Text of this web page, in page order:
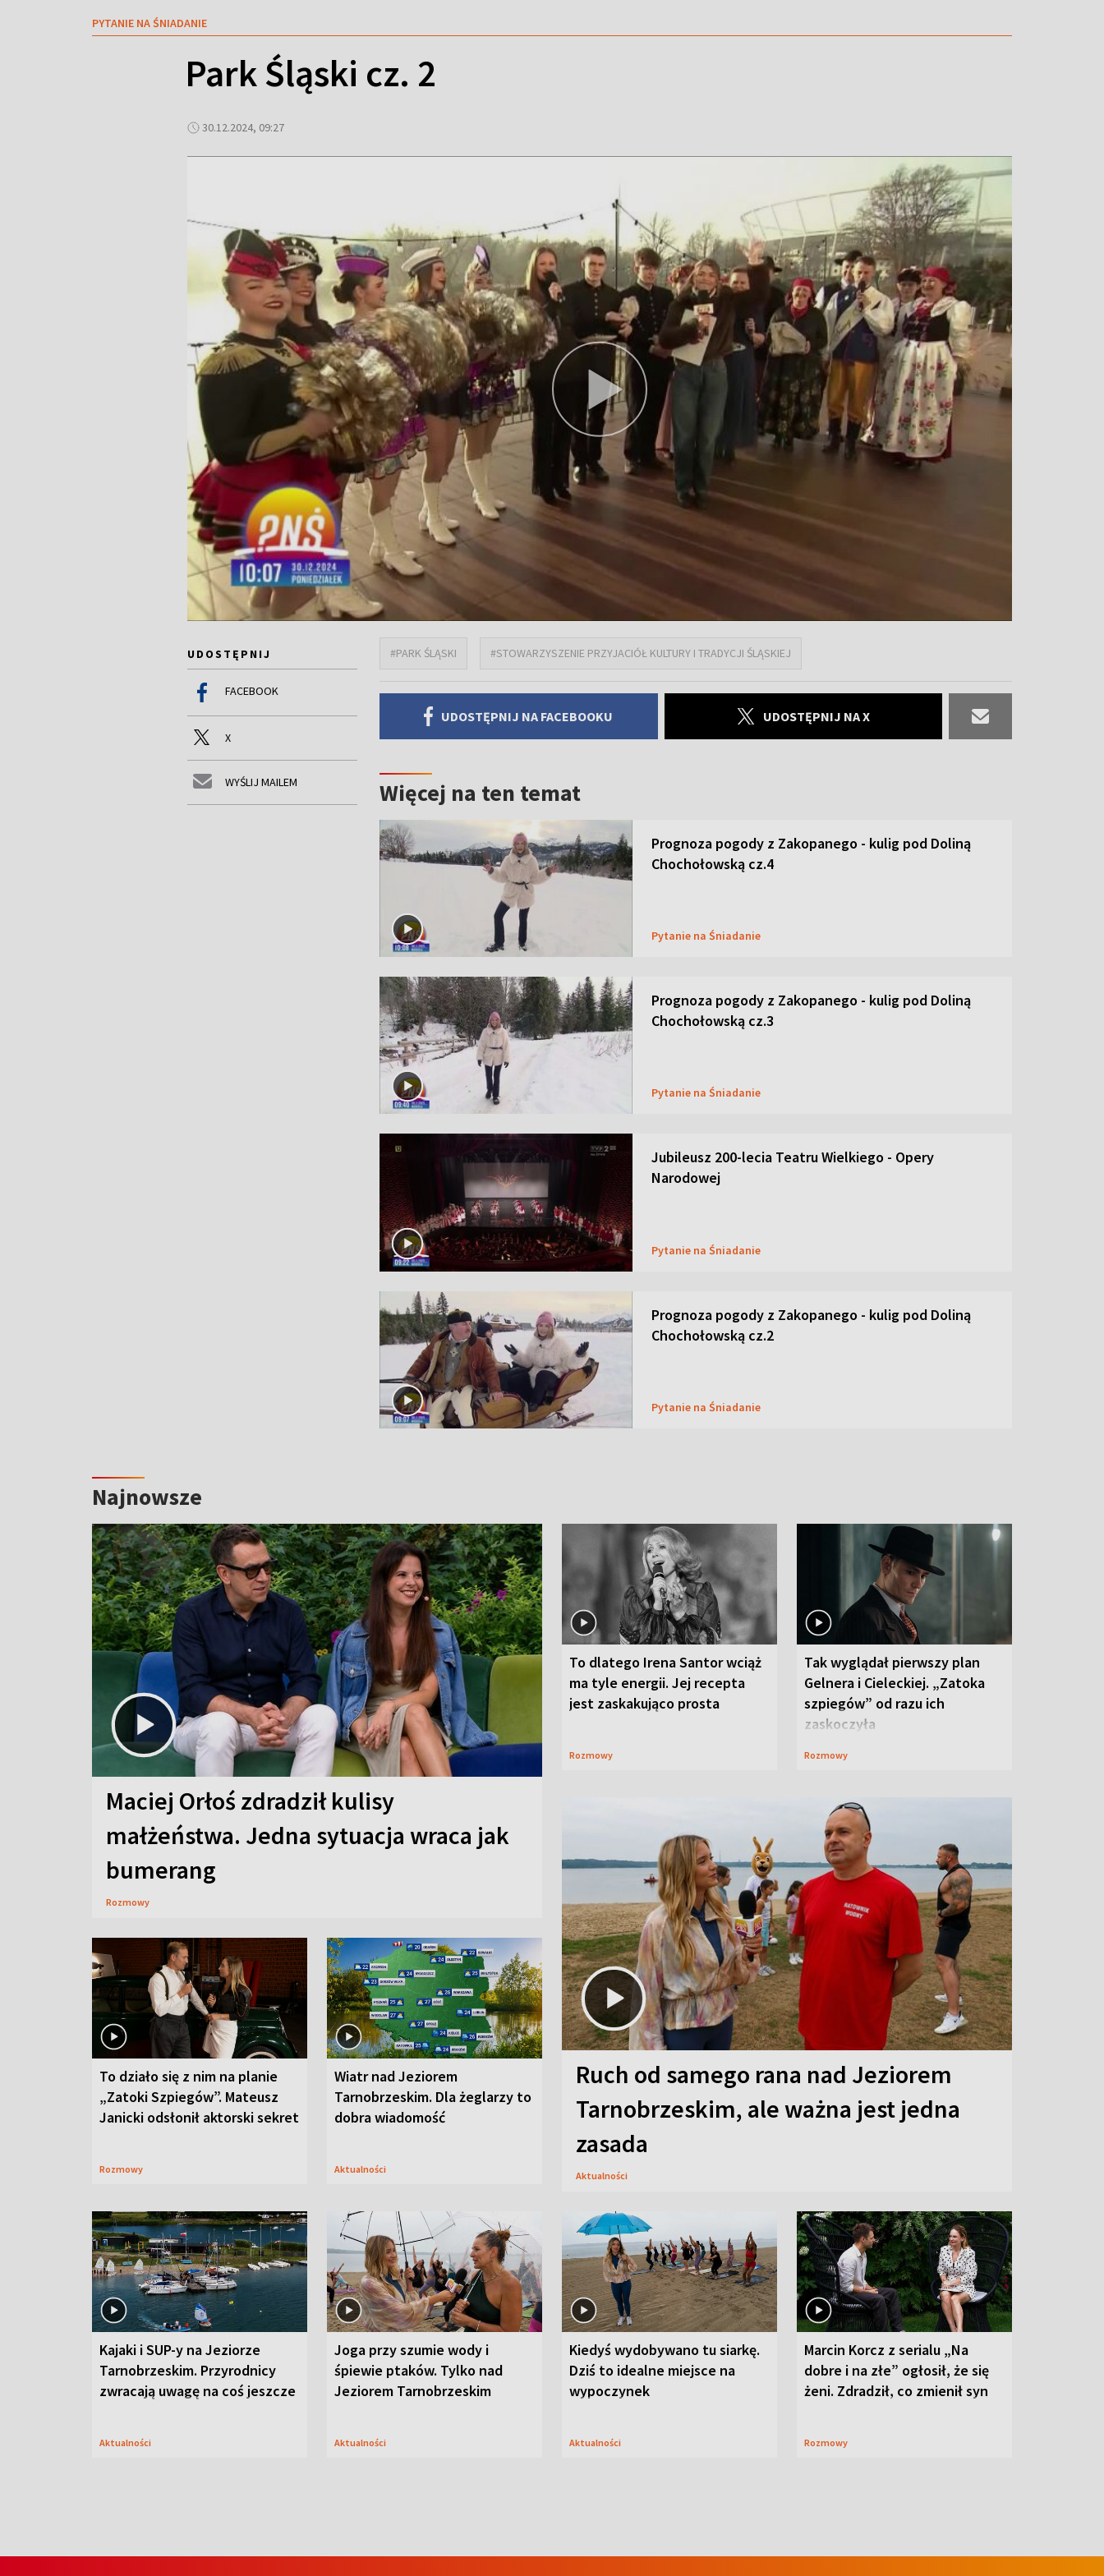
PYTANIE NA ŚNIADANIE
Park Śląski cz. 2
30.12.2024, 09:27
UDOSTĘPNIJ
FACEBOOK
X
WYŚLIJ MAILEM
#PARK ŚLĄSKI #STOWARZYSZENIE PRZYJACIÓŁ KULTURY I TRADYCJI ŚLĄSKIEJ
UDOSTĘPNIJ NA FACEBOOKU UDOSTĘPNIJ NA X
Więcej na ten temat
Prognoza pogody z Zakopanego - kulig pod Doliną
Chochołowską cz.4
Pytanie na Śniadanie
Prognoza pogody z Zakopanego - kulig pod Doliną
Chochołowską cz.3
Pytanie na Śniadanie
Jubileusz 200-lecia Teatru Wielkiego - Opery
Narodowej
Pytanie na Śniadanie
Prognoza pogody z Zakopanego - kulig pod Doliną
Chochołowską cz.2
Pytanie na Śniadanie
Najnowsze
Maciej Orłoś zdradził kulisy
małżeństwa. Jedna sytuacja wraca jak
bumerang
Rozmowy
To dlatego Irena Santor wciąż
ma tyle energii. Jej recepta
jest zaskakująco prosta
Rozmowy
Tak wyglądał pierwszy plan
Gelnera i Cieleckiej. „Zatoka
szpiegów” od razu ich
zaskoczyła
Rozmowy
To działo się z nim na planie
„Zatoki Szpiegów”. Mateusz
Janicki odsłonił aktorski sekret
Rozmowy
Wiatr nad Jeziorem
Tarnobrzeskim. Dla żeglarzy to
dobra wiadomość
Aktualności
Ruch od samego rana nad Jeziorem
Tarnobrzeskim, ale ważna jest jedna
zasada
Aktualności
Kajaki i SUP-y na Jeziorze
Tarnobrzeskim. Przyrodnicy
zwracają uwagę na coś jeszcze
Aktualności
Joga przy szumie wody i
śpiewie ptaków. Tylko nad
Jeziorem Tarnobrzeskim
Aktualności
Kiedyś wydobywano tu siarkę.
Dziś to idealne miejsce na
wypoczynek
Aktualności
Marcin Korcz z serialu „Na
dobre i na złe” ogłosił, że się
żeni. Zdradził, co zmienił syn
Rozmowy